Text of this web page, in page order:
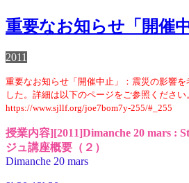
重要なお知らせ「開催中
2011
重要なお知らせ「開催中止」：震災の影響
した。詳細は以下のページをご参照ください
https://www.sjllf.org/joe7bom7y-255/#_255
授業内容][2011]Dimanche 20 mars :
ジュ講座概要（２）
Dimanche 20 mars